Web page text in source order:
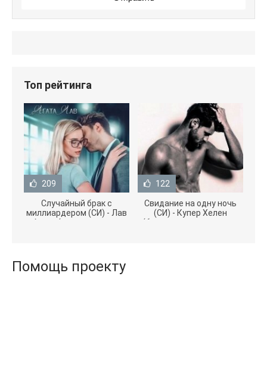
Топ рейтинга
209
Случайный брак с
миллиардером (СИ) - Лав
Агата (полная версия
122
Свидание на одну ночь
(СИ) - Купер Хелен
(бесплатные серии книг
Помощь проекту